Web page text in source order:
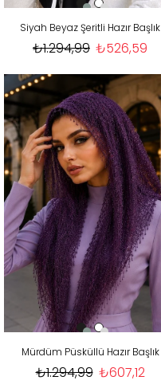
Siyah Beyaz Şeritli Hazır Başlık
₺526,59
₺1.294,99
Mürdüm Püsküllü Hazır Başlık
₺607,12
₺1.294,99